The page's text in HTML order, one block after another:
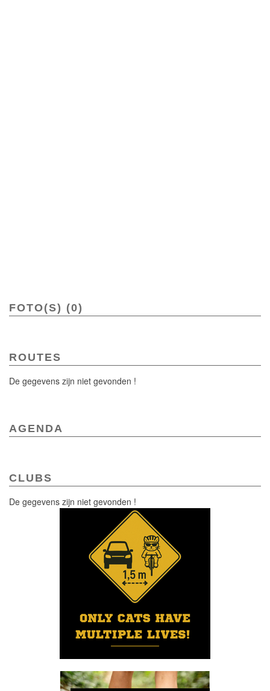
FOTO(S) (0)
ROUTES
De gegevens zijn niet gevonden !
AGENDA
CLUBS
De gegevens zijn niet gevonden !